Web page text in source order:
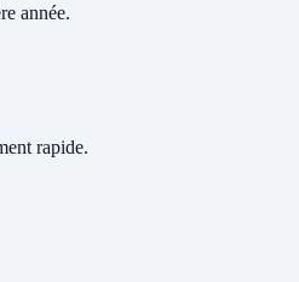
année.
rapide.